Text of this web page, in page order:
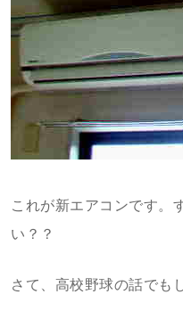
これが新エアコンです。
い？？
さて、高校野球の話でも